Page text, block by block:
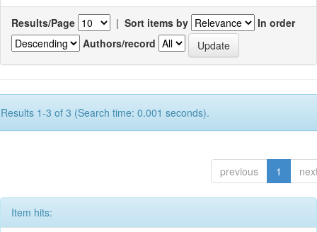
Results/Page | Sort items by
In order
Authors/record
Results 1-3 of 3 (Search time: 0.001 seconds).
previous 1
Item hits: